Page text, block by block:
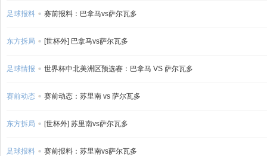
足球报料 赛前报料：巴拿马vs萨尔瓦多
东方拆局 [世杯外] 巴拿马vs萨尔瓦多
足球情报 世界杯中北美洲区预选赛：巴拿马 VS 萨尔瓦多
赛前动态 赛前动态：苏里南 vs 萨尔瓦多
东方拆局 [世杯外] 苏里南vs萨尔瓦多
足球报料 赛前报料：苏里南vs萨尔瓦多